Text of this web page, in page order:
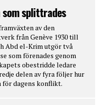
splittrades
av den
från Genève 1930 till
Abd el-Krim utgör två
som förenades genom
obestridde ledare
delen av fyra följer hur
dagens konflikt.